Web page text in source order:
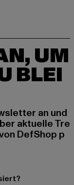
UM
BLEI
an und
aktuelle Tre
DefShop p